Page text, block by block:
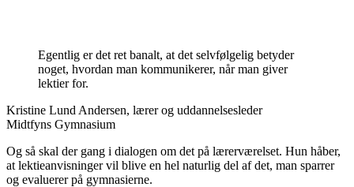
Egentlig er det ret banalt, at det selvfølgelig betyder
noget, hvordan man kommunikerer, når man giver
lektier for.
Kristine Lund Andersen, lærer og uddannelsesleder
Midtfyns Gymnasium
Og så skal der gang i dialogen om det på lærerværelset. Hun håber,
at lektieanvisninger vil blive en hel naturlig del af det, man sparrer
og evaluerer på gymnasierne.